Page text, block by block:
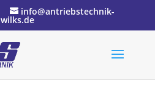
info@antriebstechnik-
wilks.de